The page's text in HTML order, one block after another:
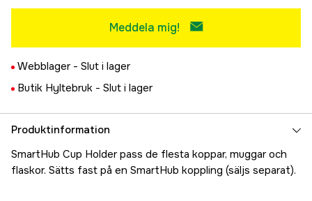
Meddela mig!
Webblager - Slut i lager
Butik Hyltebruk - Slut i lager
Produktinformation
SmartHub Cup Holder pass de flesta koppar, muggar och
flaskor. Sätts fast på en SmartHub koppling (säljs separat).